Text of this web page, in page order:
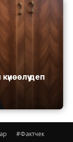
деп
#Фактчек